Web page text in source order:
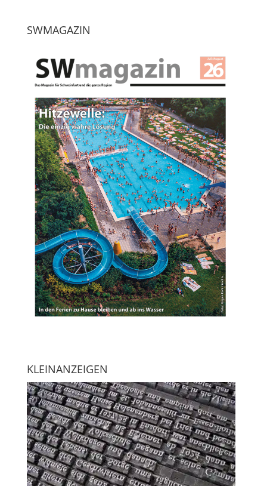
SWMAGAZIN
KLEINANZEIGEN